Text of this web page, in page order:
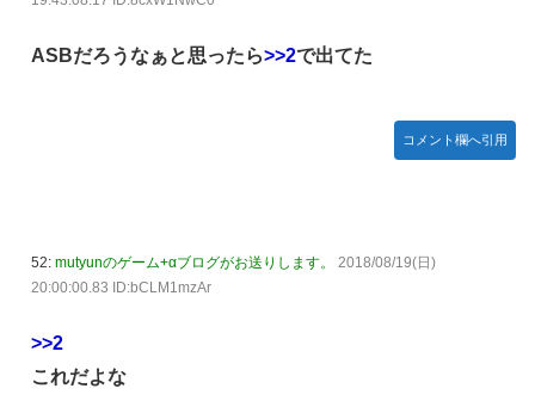
「創刻のファイアホイール」+埋めネタ「ファイアホイール
TCG・その後」
な疑問ｗｗｗｗ
おでこ封印！中村アン、“前髪あり”の新ヘアスタイルに「新
ASBだろうなぁと思ったら>>2で出てた
コメント欄へ引用
52: mutyunのゲーム+αブログがお送りします。
2018/08/19(日)
20:00:00.83 ID:bCLM1mzAr
>>2
これだよな